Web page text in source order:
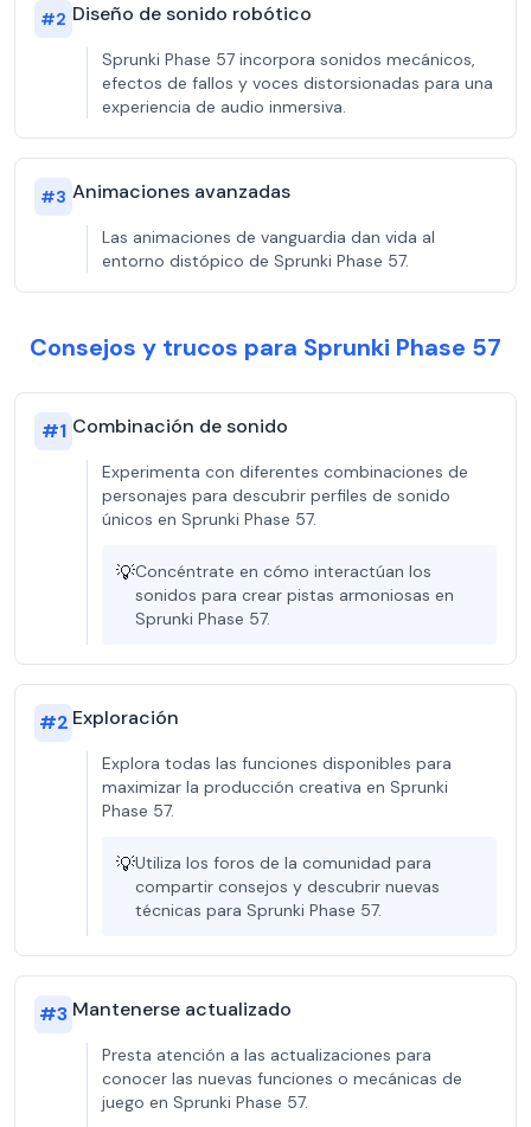
#2 Diseño de sonido robótico
Sprunki Phase 57 incorpora sonidos mecánicos,
efectos de fallos y voces distorsionadas para una
experiencia de audio inmersiva.
#3 Animaciones avanzadas
Las animaciones de vanguardia dan vida al
entorno distópico de Sprunki Phase 57.
Consejos y trucos para Sprunki Phase 57
#1 Combinación de sonido
Experimenta con diferentes combinaciones de
personajes para descubrir perfiles de sonido
únicos en Sprunki Phase 57.
💡Concéntrate en cómo interactúan los
sonidos para crear pistas armoniosas en
Sprunki Phase 57.
#2 Exploración
Explora todas las funciones disponibles para
maximizar la producción creativa en Sprunki
Phase 57.
💡Utiliza los foros de la comunidad para
compartir consejos y descubrir nuevas
técnicas para Sprunki Phase 57.
#3 Mantenerse actualizado
Presta atención a las actualizaciones para
conocer las nuevas funciones o mecánicas de
juego en Sprunki Phase 57.